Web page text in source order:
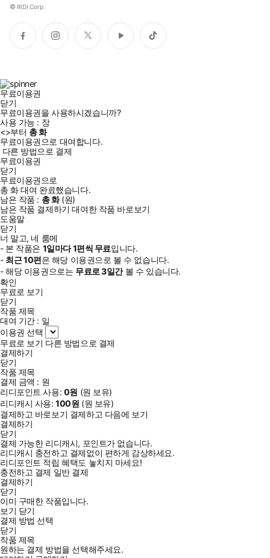
© RIDI Corp.
페
이
인
스
트
위
유
튜
틱
톡
무료이용권
닫기
무료이용권을 사용하시겠습니까?
사용 가능 : 장
<>부터 총화
무료이용권으로 대여합니다.
다른 방법으로 결제
무료이용권
닫기
무료이용권으로
총화대여 완료했습니다.
남은 작품 : 총화(원)
남은 작품 결제하기 대여한 작품 바로보기
도움말
닫기
너 말고, 네 룸메
- 본 작품은 1일마다1편씩 무료입니다.
- 최근10편은 해당 이용권으로 볼 수 없습니다.
- 해당 이용권으로는 무료로3일간볼 수 있습니다.
확인
무료로 보기
닫기
작품 제목
대여 기간 : 일
이용권 선택
무료로 보기 다른 방법으로 결제
결제하기
닫기
작품 제목
결제 금액 : 원
리디포인트 사용: 0원 (원 보유)
리디캐시 사용:100원 (원 보유)
결제하고 바로보기 결제하고 다음에 보기
결제하기
닫기
결제 가능한 리디캐시, 포인트가 없습니다.
리디캐시 충전하고 결제없이 편하게 감상하세요.
리디포인트 적립 혜택도 놓치지 마세요!
충전하고 결제 일반 결제
결제하기
닫기
이미 구매한 작품입니다.
보기 닫기
결제 방법 선택
닫기
작품 제목
원하는 결제 방법을 선택해주세요.